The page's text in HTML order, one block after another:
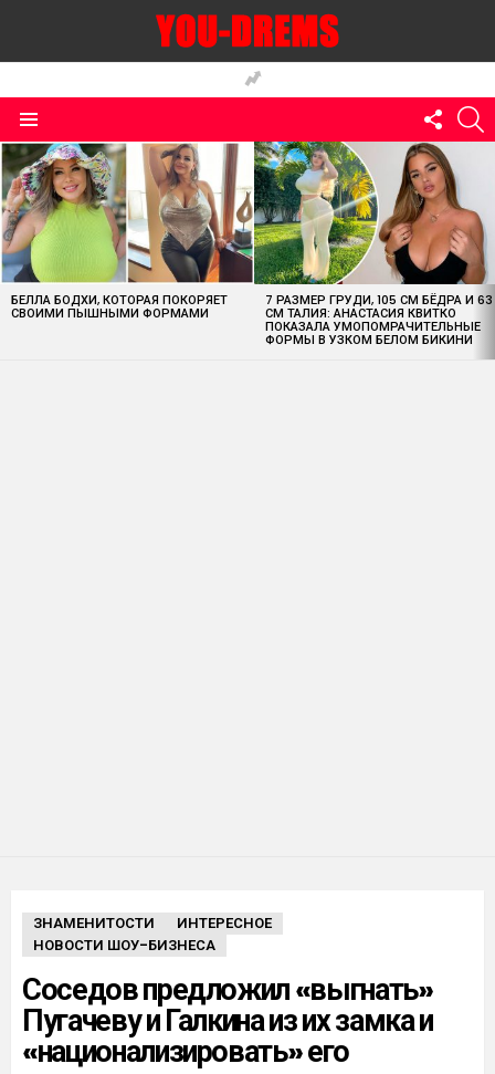
US
MOST
VIEWED
STORIES
БЕЛЛА БОДХИ, КОТОРАЯ ПОКОРЯЕТ
СВОИМИ ПЫШНЫМИ ФОРМАМИ
7 РАЗМЕР ГРУДИ, 105 СМ БЁДРА И 63
СМ ТАЛИЯ: АНАСТАСИЯ КВИТКО
ПОКАЗАЛА УМОПОМРАЧИТЕЛЬНЫЕ
ФОРМЫ В УЗКОМ БЕЛОМ БИКИНИ
ЗНАМЕНИТОСТИ
ИНТЕРЕСНОЕ
НОВОСТИ ШОУ-БИЗНЕСА
Соседов предложил «выгнать»
Пугачеву и Галкина из их замка и
«национализировать» его